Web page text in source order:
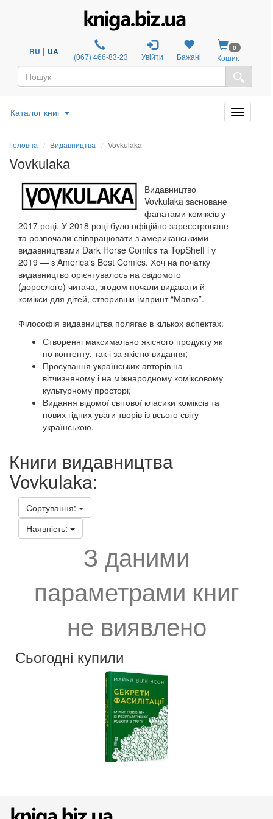
RU | UA (067) 466-83-23 Увійти Бажані
0
Кошик
Каталог книг
Головна Видавництва Vovkulaka
Vovkulaka
Видавництво
Vovkulaka засноване
фанатами коміксів у
2017 році. У 2018 році було офіційно зареєстроване
та розпочали співпрацювати з американськими
видавництвами Dark Horse Comics та TopShelf і у
2019 — з America's Best Comics. Хоч на початку
видавництво орієнтувалось на свідомого
(дорослого) читача, згодом почали видавати й
комікси для дітей, створивши імпринт “Мавка”.
Філософія видавництва полягає в кількох аспектах:
Створенні максимально якісного продукту як
по контенту, так і за якістю видання;
Просування українських авторів на
вітчизняному і на міжнародному коміксовому
культурному просторі;
Видання відомої світової класики коміксів та
нових гідних уваги творів із всього світу
українською.
Книги видавництва
Vovkulaka:
Сортування:
Наявність:
З даними
параметрами книг
не виявлено
Сьогодні купили